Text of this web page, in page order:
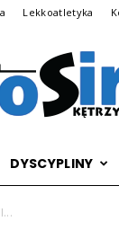
Lekkoatletyka
Archiwalna
DYSCYPLINY